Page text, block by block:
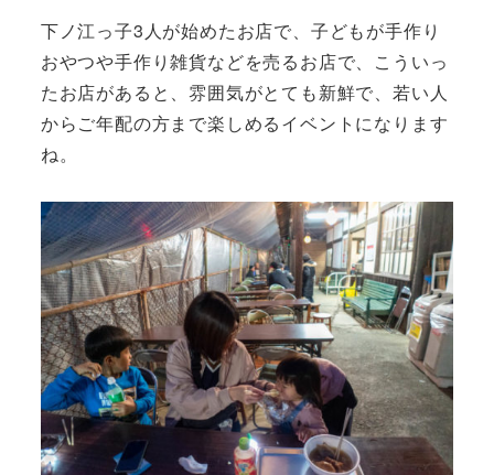
下ノ江っ子3人が始めたお店で、子どもが手作り
おやつや手作り雑貨などを売るお店で、こういっ
たお店があると、雰囲気がとても新鮮で、若い人
からご年配の方まで楽しめるイベントになります
ね。